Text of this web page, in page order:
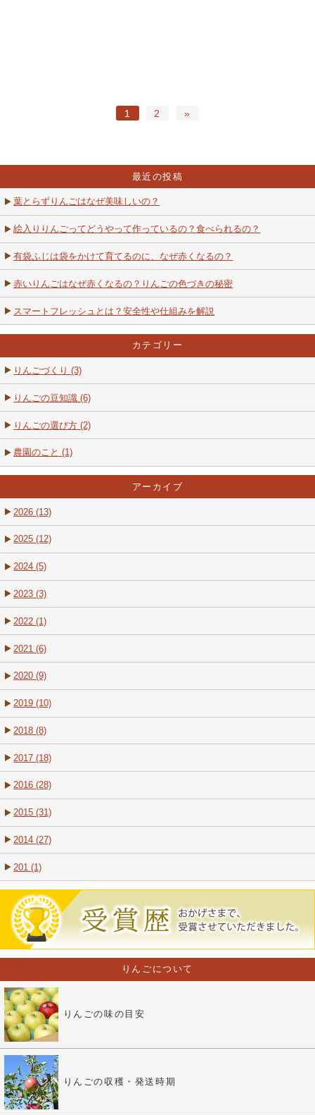
1 2 »
最近の投稿
葉とらずりんごはなぜ美味しいの？
絵入りりんごってどうやって作っているの？食べられるの？
有袋ふじは袋をかけて育てるのに、なぜ赤くなるの？
赤いりんごはなぜ赤くなるの？りんごの色づきの秘密
スマートフレッシュとは？安全性や仕組みを解説
カテゴリー
りんごづくり (3)
りんごの豆知識 (6)
りんごの選び方 (2)
農園のこと (1)
アーカイブ
2026 (13)
2025 (12)
2024 (5)
2023 (3)
2022 (1)
2021 (6)
2020 (9)
2019 (10)
2018 (8)
2017 (18)
2016 (28)
2015 (31)
2014 (27)
201 (1)
りんごについて
りんごの味の目安
りんごの収穫・発送時期